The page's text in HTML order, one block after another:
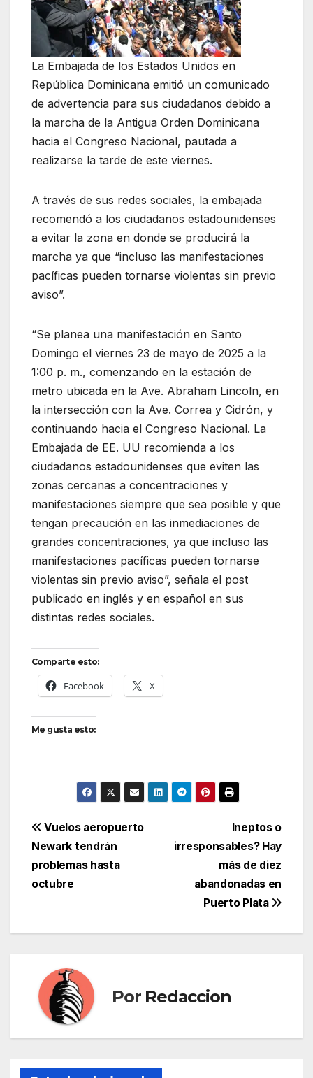
La Embajada de los Estados Unidos en
República Dominicana emitió un comunicado
de advertencia para sus ciudadanos debido a
la marcha de la Antigua Orden Dominicana
hacia el Congreso Nacional, pautada a
realizarse la tarde de este viernes.
A través de sus redes sociales, la embajada
recomendó a los ciudadanos estadounidenses
a evitar la zona en donde se producirá la
marcha ya que “incluso las manifestaciones
pacíficas pueden tornarse violentas sin previo
aviso”.
“Se planea una manifestación en Santo
Domingo el viernes 23 de mayo de 2025 a la
1:00 p. m., comenzando en la estación de
metro ubicada en la Ave. Abraham Lincoln, en
la intersección con la Ave. Correa y Cidrón, y
continuando hacia el Congreso Nacional. La
Embajada de EE. UU recomienda a los
ciudadanos estadounidenses que eviten las
zonas cercanas a concentraciones y
manifestaciones siempre que sea posible y que
tengan precaución en las inmediaciones de
grandes concentraciones, ya que incluso las
manifestaciones pacíficas pueden tornarse
violentas sin previo aviso”, señala el post
publicado en inglés y en español en sus
distintas redes sociales.
Comparte esto:
Facebook X
Me gusta esto:
Navegación
de
entradas
Ineptos o
irresponsables? Hay
más de diez
abandonadas en
Puerto Plata
Vuelos aeropuerto
Newark tendrán
problemas hasta
octubre
Por Redaccion